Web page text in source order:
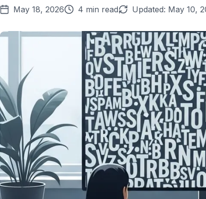
May 18, 2026 4 min read Updated: May 10,